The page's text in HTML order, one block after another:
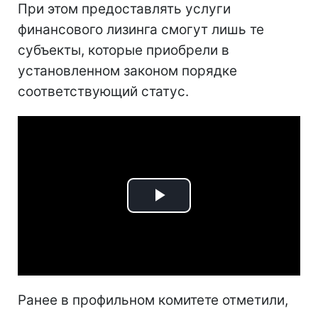
При этом предоставлять услуги
финансового лизинга смогут лишь те
субъекты, которые приобрели в
установленном законом порядке
соответствующий статус.
Play
Ранее в профильном комитете отметили,